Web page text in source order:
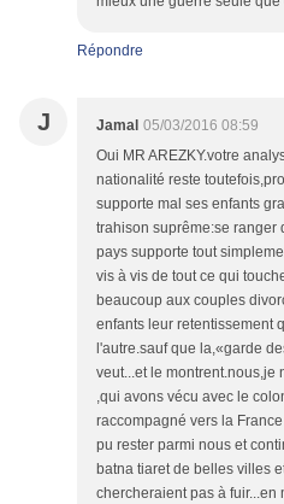
Répondre
J Jamal 05/03/2016 08:59
Oui MR AREZKY.votre
nationalité reste
supporte mal ses enfants
trahison suprême:se ranger
pays supporte tout
vis à vis de tout ce qui
beaucoup aux couples
enfants leur retentissement
l'autre.sauf que la,«garde
veut...et le montrent.nous,je
,qui avons vécu avec le
raccompagné vers la
pu rester parmi nous et
batna tiaret de belles villes
chercheraient pas à fuir...en